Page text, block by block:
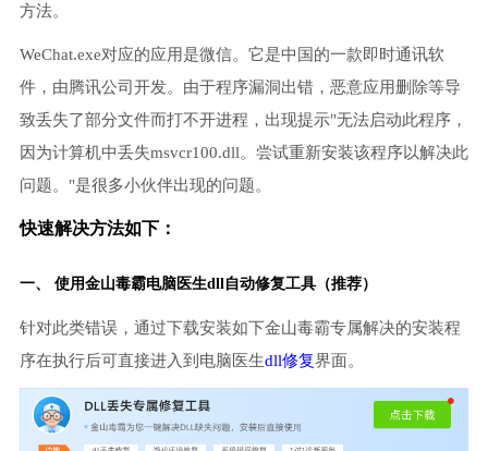
方法。
WeChat.exe对应的应用是微信。它是中国的一款即时通讯软
件，由腾讯公司开发。由于程序漏洞出错，恶意应用删除等导
致丢失了部分文件而打不开进程，出现提示"无法启动此程序，
因为计算机中丢失msvcr100.dll。尝试重新安装该程序以解决此
问题。"是很多小伙伴出现的问题。
快速解决方法如下：
一、 使用金山毒霸电脑医生dll自动修复工具（推荐）
针对此类错误，通过下载安装如下金山毒霸专属解决的安装程
序在执行后可直接进入到电脑医生dll修复界面。